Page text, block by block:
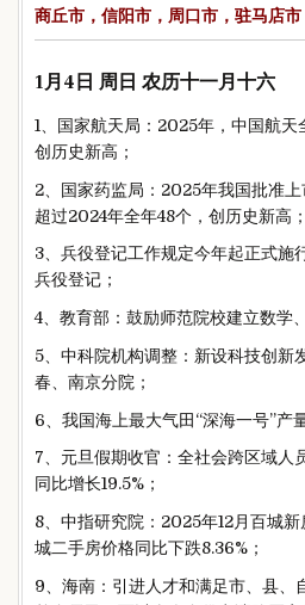
商丘市，信阳市，周口市，驻马店市
1月4日 周日 农历十一月十六
1、国家航天局：2025年，中国航天
创历史新高；
2、国家药监局：2025年我国批准
超过2024年全年48个，创历史新高；
3、兵役登记工作规定今年起正式施
兵役登记；
4、教育部：鼓励师范院校建立数学
5、中科院机构调整：新设科技创新
春、南京分院；
6、我国海上最大气田“深海一号”产
7、元旦假期收官：全社会跨区域人
同比增长19.5%；
8、中指研究院：2025年12月百城
城二手房价格同比下跌8.36%；
9、海南：引进人才和满足市、县、